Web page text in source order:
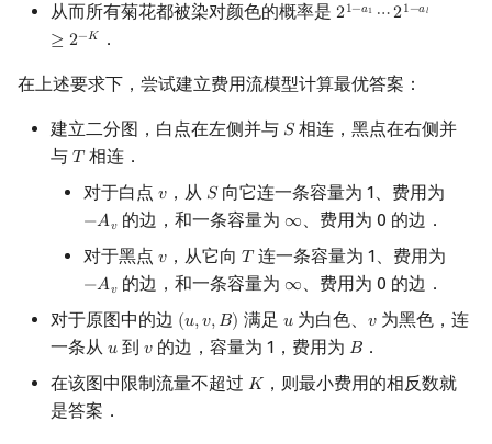
从而所有菊花都被染对颜色的概率是 21−𝑎1 ⋯21−𝑎𝑙
≥ 2−𝐾
21−a1 ⋯21−a
．
在上述要求下，尝试建立费用流模型计算最优答案：
建立二分图，白点在左侧并与 𝑆
S相连，黑点在右侧并
与 𝑇
T 相连．
对于白点 𝑣
v，从 𝑆
S向它连一条容量为 1、费用为
−𝐴𝑣
−Av 的边，和一条容量为 ∞
∞、费用为 0 的边．
对于黑点 𝑣
v，从它向 𝑇
T 连一条容量为 1、费用为
−𝐴𝑣
−Av 的边，和一条容量为 ∞
∞、费用为 0 的边．
对于原图中的边 (𝑢,𝑣,𝐵)
(u,v,B ) 满足 𝑢
u为白色、 𝑣
v为黑色，连
一条从 𝑢
u 到𝑣
v的边，容量为 1，费用为 𝐵
B ．
在该图中限制流量不超过 𝐾
K
，则最小费用的相反数就
是答案．